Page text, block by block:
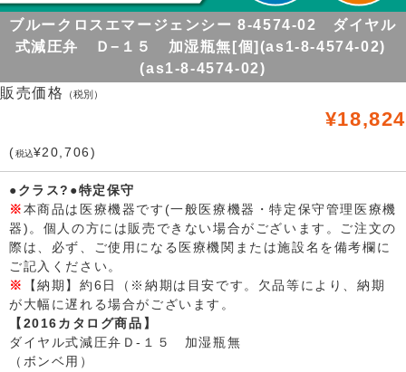
ブルークロスエマージェンシー 8-4574-02 ダイヤル
式減圧弁 Ｄ−１５ 加湿瓶無[個](as1-8-4574-02)
(as1-8-4574-02)
販売価格
（税別）
¥18,824
(税込¥20,706)
●クラス?●特定保守
※本商品は医療機器です(一般医療機器・特定保守管理医療機
器)。個人の方には販売できない場合がございます。ご注文の
際は、必ず、ご使用になる医療機関または施設名を備考欄に
ご記入ください。
※
【納期】約6日（※納期は目安です。欠品等により、納期
が大幅に遅れる場合がございます。
【2016カタログ商品】
ダイヤル式減圧弁Ｄ-１５ 加湿瓶無
（ボンベ用）